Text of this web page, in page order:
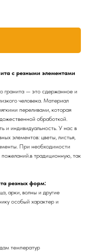
с резными элементами
гранита — это сдержанное и
человека. Материал
переливами, которая
обработкой.
и индивидуальность. У нас в
элементов: цветы, листья,
При необходимости
традиционную, так
резных форм:
арки, волны и другие
особый характер и
температур